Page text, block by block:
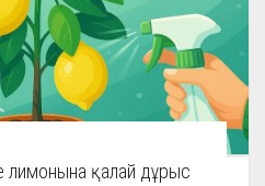
лимонына қалай дұрыс